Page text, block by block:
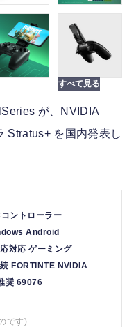
が、NVIDIA
Stratus+ を国内発表し
ントローラー
Android
対応 ゲーミング
FORTINTE NVIDIA
奨 69076
です)